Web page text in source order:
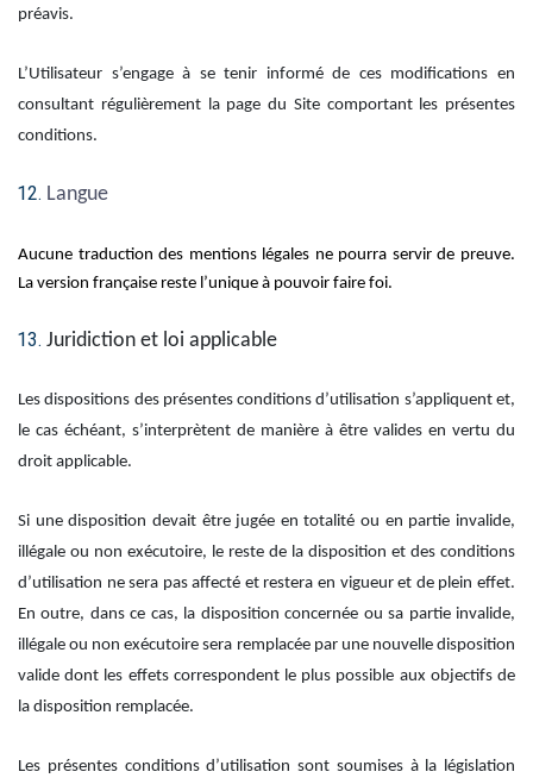
préavis.
L’Utilisateur s’engage à se tenir informé de ces modifications en
consultant régulièrement la page du Site comportant les présentes
conditions.
Langue
Aucune traduction des mentions légales ne pourra servir de preuve.
La version française reste l’unique à pouvoir faire foi.
Juridiction et loi applicable
Les dispositions des présentes conditions d’utilisation s’appliquent et,
le cas échéant, s’interprètent de manière à être valides en vertu du
droit applicable.
Si une disposition devait être jugée en totalité ou en partie invalide,
illégale ou non exécutoire, le reste de la disposition et des conditions
d’utilisation ne sera pas affecté et restera en vigueur et de plein effet.
En outre, dans ce cas, la disposition concernée ou sa partie invalide,
illégale ou non exécutoire sera remplacée par une nouvelle disposition
valide dont les effets correspondent le plus possible aux objectifs de
la disposition remplacée.
Les présentes conditions d’utilisation sont soumises à la législation